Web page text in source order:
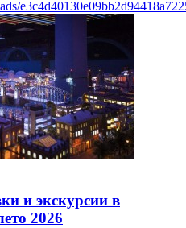
и экскурсии в
2026